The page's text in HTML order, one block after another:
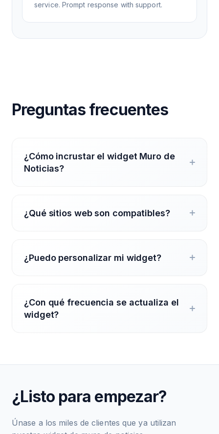
service. Prompt response with support.
Preguntas frecuentes
¿Cómo incrustar el widget Muro de
Noticias?
¿Qué sitios web son compatibles?
¿Puedo personalizar mi widget?
¿Con qué frecuencia se actualiza el
widget?
¿Listo para empezar?
Únase a los miles de clientes que ya utilizan